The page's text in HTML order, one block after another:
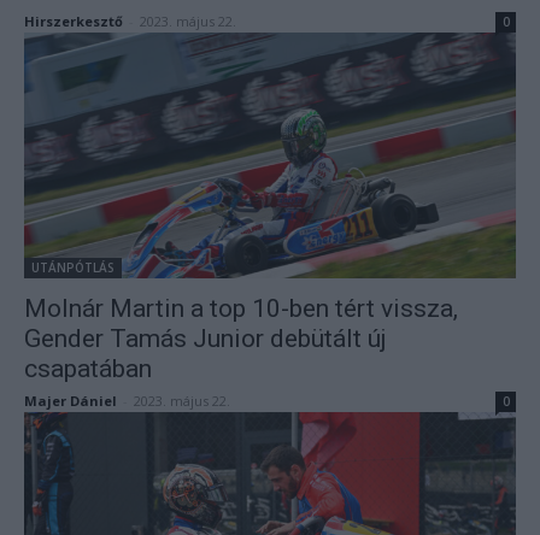
Hirszerkesztő 2023. május 22. 0
UTÁNPÓTLÁS
Molnár Martin a top 10-ben tért vissza,
Gender Tamás Junior debütált új
csapatában
Majer Dániel 2023. május 22. 0